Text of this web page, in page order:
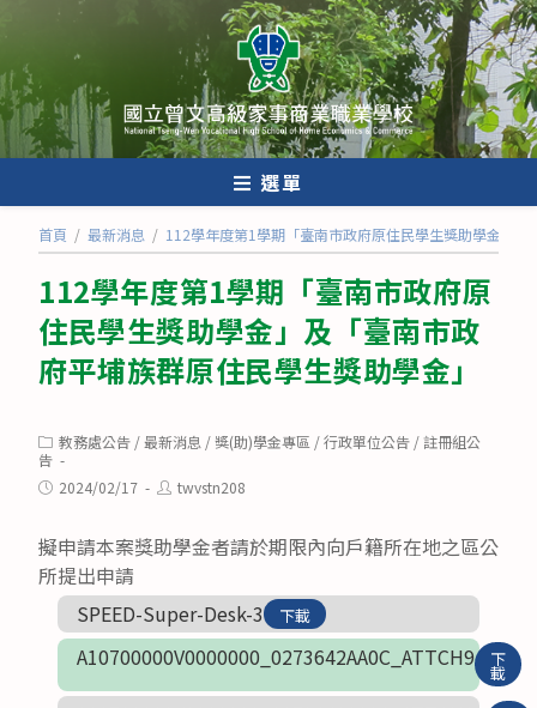
轉
至
主
要
內
選單
首頁 / 最新消息 / 112學年度第1學期「臺南市政府原住民學生獎助學金」
112學年度第1學期「臺南市政府原
住民學生獎助學金」及「臺南市政
府平埔族群原住民學生獎助學金」
Post
category:
教務處公告 /最新消息 /獎(助)學金專區 /行政單位公告 /註冊組公
告
Post2024/02/17
Posttwvstn208
擬申請本案獎助學金者請於期限內向戶籍所在地之區公
所提出申請
SPEED-Super-Desk-3
下載
A10700000V0000000_0273642AA0C_ATTCH9 下
載